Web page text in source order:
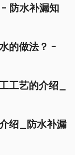
防水补漏知
的做法？ -
工艺的介绍_
绍_防水补漏